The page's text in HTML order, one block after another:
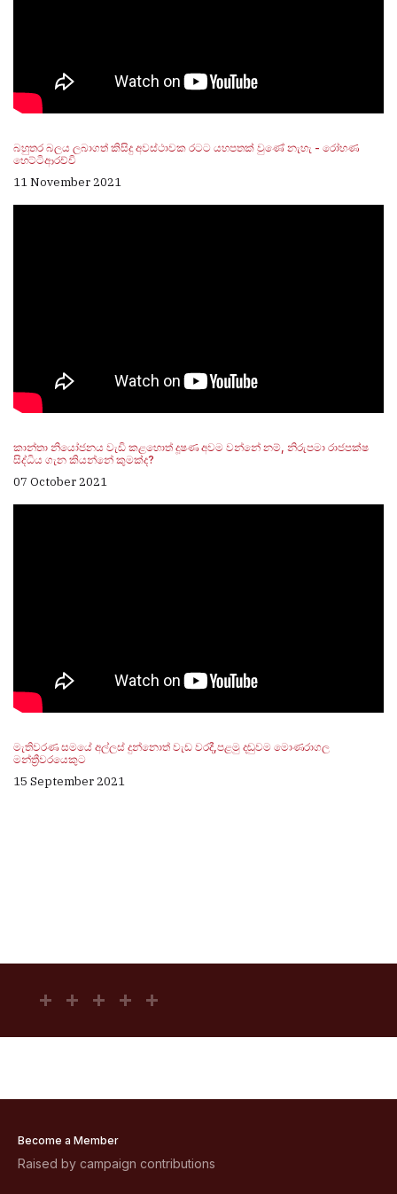
බහුතර බලය ලබාගත් කිසිදු අවස්ථාවක රටට යහපතක් වුණේ නැහැ - රෝහණ
හෙට්ටිආරච්චි
11 November 2021
කාන්තා නියෝජනය වැඩි කළහොත් දූෂණ අවම වන්නේ නම්, නිරුපමා රාජපක්ෂ
සිද්ධිය ගැන කියන්නේ කුමක්ද?
07 October 2021
මැතිවරණ සමයේ අල්ලස් දුන්නොත් වැඩ වරදී,පළමු දඬුවම මොණරාගල
මන්ත්‍රීවරයෙකුට
15 September 2021
Become a Member
Raised by campaign contributions